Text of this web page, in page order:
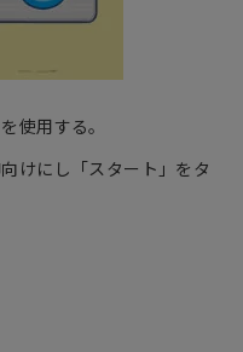
使用する。
けにし「スタート」をタ